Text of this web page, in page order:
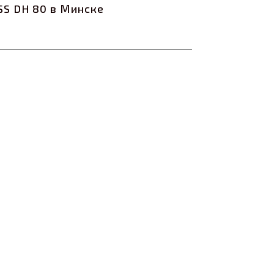
DH 80 в Минске